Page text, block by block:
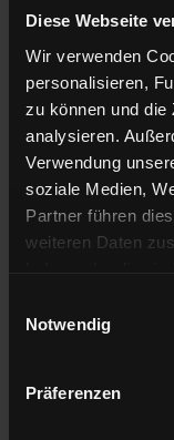
Diese Webseite
Wir verwenden
personalisieren,
zu können und die
analysieren.
Verwendung
soziale Medien,
Partner führen
weiteren Daten
Notwendig
Präferenzen
Schwangerschaft •
• Passwort-Generator
Byte-KB-MB
•
• Farbcode Widerstand
Mathematik
• Primzahlen-Tester •
kgV
• Römische Zahlen
Lottozahlen • Sudoku-
Erde & Länder
• Weltbevölkerung •
• Int. Tel.Vorwahlen
• Währungsumrechner